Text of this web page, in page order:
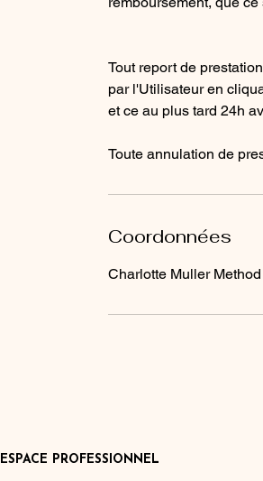
Tout report de
par l'Utilisateur en
et ce au plus tard 24h
Toute annulation de
Coordonnées
Charlotte Muller
ESPACE PROFESSIONNEL